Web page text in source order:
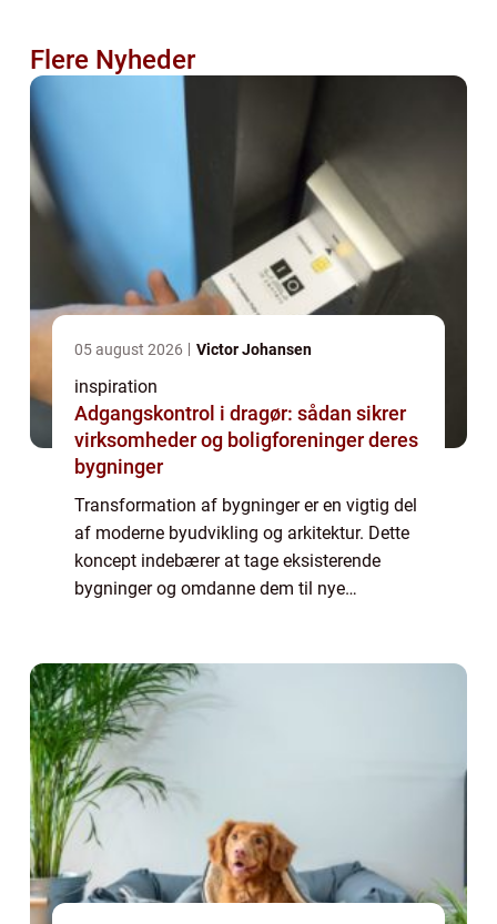
Flere Nyheder
05 august 2026 Victor Johansen
inspiration
Adgangskontrol i dragør: sådan sikrer
virksomheder og boligforeninger deres
bygninger
Transformation af bygninger er en vigtig del
af moderne byudvikling og arkitektur. Dette
koncept indebærer at tage eksisterende
bygninger og omdanne dem til nye